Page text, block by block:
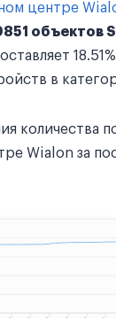
центре
объектов
в
количества
Wialon за